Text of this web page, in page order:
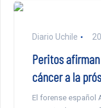
Diario Uchile
Peritos
cáncer a la
El forense español